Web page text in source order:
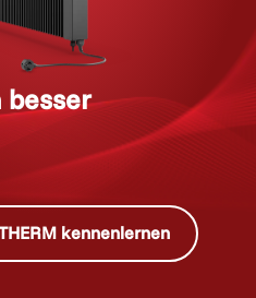
besser
investi
kennenlernen